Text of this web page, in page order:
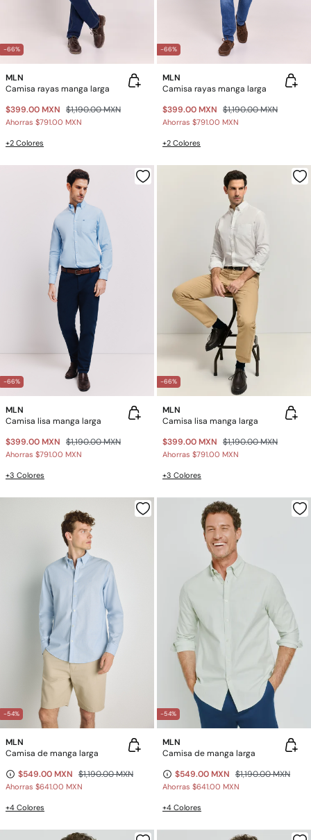
-66%
MLN
Camisa rayas manga larga
$399.00 MXN $1,190.00 MXN
Ahorras $791.00 MXN
+2 Colores
-66%
MLN
Camisa rayas manga larga
$399.00 MXN $1,190.00 MXN
Ahorras $791.00 MXN
+2 Colores
-66%
MLN
Camisa lisa manga larga
$399.00 MXN $1,190.00 MXN
Ahorras $791.00 MXN
+3 Colores
-66%
MLN
Camisa lisa manga larga
$399.00 MXN $1,190.00 MXN
Ahorras $791.00 MXN
+3 Colores
-54%
MLN
Camisa de manga larga
$549.00 MXN $1,190.00 MXN
Ahorras $641.00 MXN
+4 Colores
-54%
MLN
Camisa de manga larga
$549.00 MXN $1,190.00 MXN
Ahorras $641.00 MXN
+4 Colores